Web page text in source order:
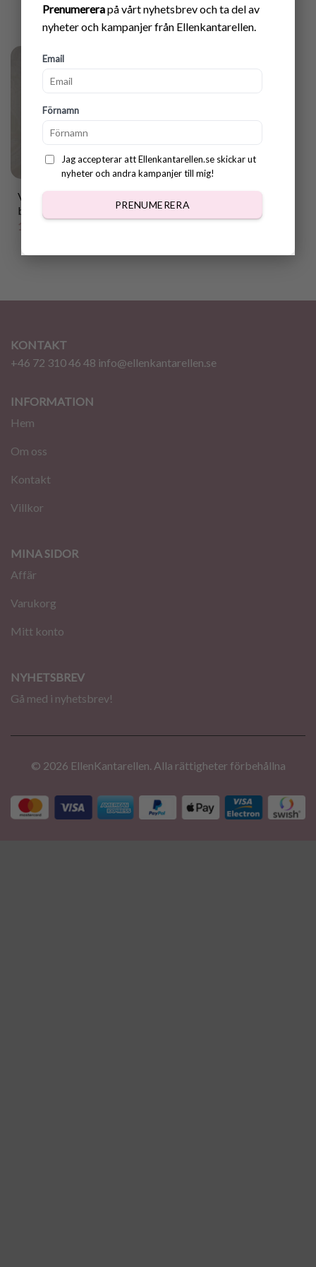
Prenumererapå vårt nyhetsbrev och ta del av
nyheter och kampanjer från Ellenkantarellen.
Email
Förnamn
Jag accepterar att Ellenkantarellen.se skickar ut
nyheter och andra kampanjer till mig!
PRENUMERERA
Virkad korv med
bröd/frenchdog
199.00
KONTAKT
+46 72 310 46 48 info@ellenkantarellen.se
INFORMATION
Hem
Om oss
Kontakt
Villkor
MINA SIDOR
Affär
Varukorg
Mitt konto
NYHETSBREV
Gå med i nyhetsbrev!
© 2026 EllenKantarellen. Alla rättigheter förbehållna